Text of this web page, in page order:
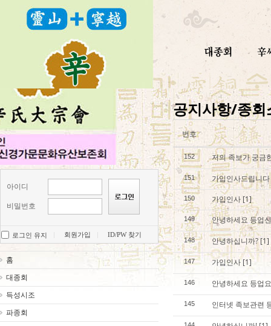
아이디
비밀번호
로그인 유지 회원가입 ID/PW 찾기
홈
대종회
득성시조
파종회
공지사항/종회
번호
152 저의 족보가 궁금
151 가입인사드립니다
150 가입인사 [1]
149 안녕하세요 등업
148 안녕하십니까? [1]
147 가입인사 [1]
146 안녕하세요 등업
145 인터넷 족보관련